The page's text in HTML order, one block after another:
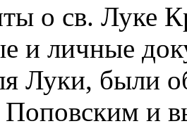
о св. Луке
и личные
Луки, были
и